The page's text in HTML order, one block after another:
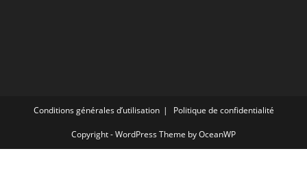
Conditions générales d’utilisation Politique de confidentialité
Copyright - WordPress Theme by OceanWP